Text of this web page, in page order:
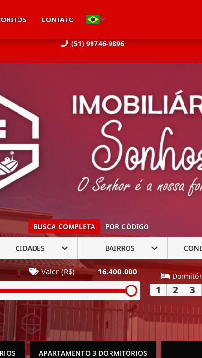
(51) 99746-9896
CONTATO
BUSCA COMPLETA POR CÓDIGO
CIDADES BAIRROS
Valor (R$) 16.400.000
1 2 3
APARTAMENTO 3 DORMITÓRIOS